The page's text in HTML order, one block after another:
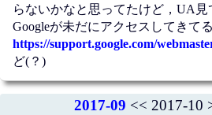
らないかなと思ってたけど，UA見
Googleが未だにアクセスしてきてる
https://support.google.com/
ど(？)
2017-09 << 2017-10